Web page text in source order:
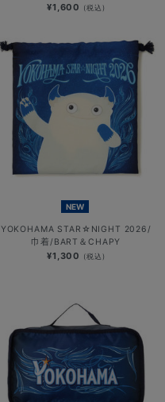
¥1,600 (税込)
NEW
YOKOHAMA STAR☆NIGHT 2026/
巾着/BART＆CHAPY
¥1,300 (税込)